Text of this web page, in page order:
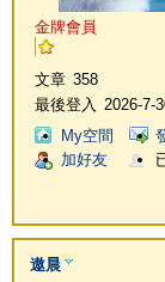
金牌會員
文章 358
最後登入
2026-7-
My空間
加好友
遨晨